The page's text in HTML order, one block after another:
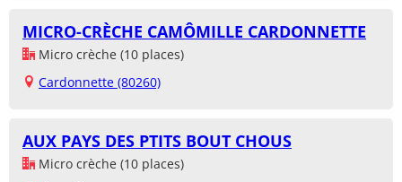
MICRO-CRÈCHE CAMÔMILLE CARDONNETTE
Micro crèche (10 places)
Cardonnette (80260)
AUX PAYS DES PTITS BOUT CHOUS
Micro crèche (10 places)